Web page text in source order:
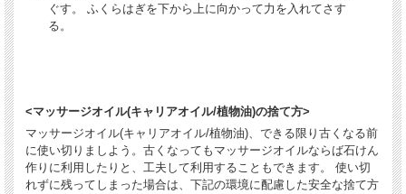
ぐす。 ふくらはぎを下から上に向かって力を入れてさす
る。
<マッサージオイル(キャリアオイル/植物油)の捨て方>
マッサージオイル(キャリアオイル/植物油)、できる限り古くなる前
に使い切りましよう。古くなってもマッサージオイルならば石けん
作りに利用したりと、工夫して利用することもできます。 使い切
れずに残ってしまった場合は、下記の環境に配慮した安全な捨て方